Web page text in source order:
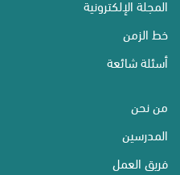
المجلة الإلكترونية
خط الزمن
أسئلة شائعة
من نحن
المدرسين
فريق العمل